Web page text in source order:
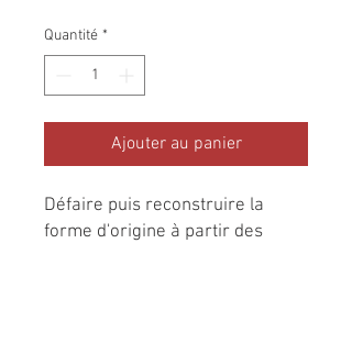
Quantité *
Ajouter au panier
Défaire puis reconstruire la
forme d'origine à partir des